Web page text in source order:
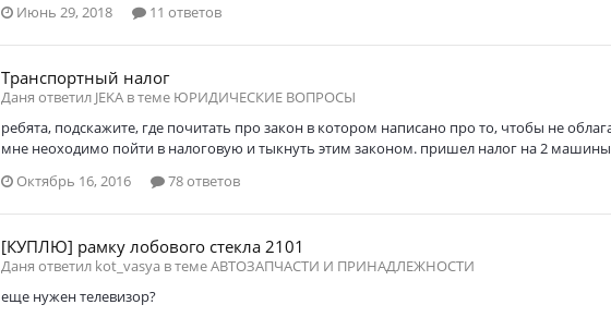
Июнь 29, 2018
11 ответов
Транспортный налог
Даня ответил JEKA в теме ЮРИДИЧЕСКИЕ ВОПРОСЫ
ребята, подскажите, где почитать про закон в котором написано про то, чтобы не
мне неоходимо пойти в налоговую и тыкнуть этим законом. пришел налог на 2 машины.
Октябрь 16, 2016
78 ответов
[КУПЛЮ] рамку лобового стекла 2101
Даня ответил kot_vasya в темеАВТОЗАПЧАСТИ И ПРИНАДЛЕЖНОСТИ
еще нужен телевизор?